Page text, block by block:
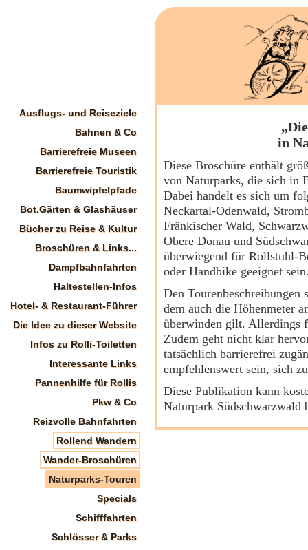
Ausflugs- und Reiseziele
Bahnen & Co
Barrierefreie Museen
Barrierefreie Touristik
Baumwipfelpfade
Bot.Gärten & Glashäuser
Bücher zu Reise & Kultur
Broschüren & Links...
Dampfbahnfahrten
Haltestellen-Infos
Hotel- & Restaurant-Führer
Die Idee zu dieser Website
Infos zu Rolli-Toiletten
Interessante Links
Pannenhilfe für Rollis
Pkw & Co
Reizvolle Bahnfahrten
Rollend Wandern
Wander-Broschüren
Naturparks-Touren
Specials
Schifffahrten
Schlösser & Parks
in
Diese Broschüre enthält
von Naturparks, die sich in
Dabei handelt es sich um
Neckartal-Odenwald,
Fränkischer Wald,
Obere Donau und
überwiegend für Rollstuhl-
oder Handbike geeignet
Den
dem auch die Höhenmeter
überwinden gilt. Allerdings
Zudem geht nicht klar
tatsächlich barrierefrei
empfehlenswert sein, sich
Diese Publikation kann
Naturpark Südschwarzwald